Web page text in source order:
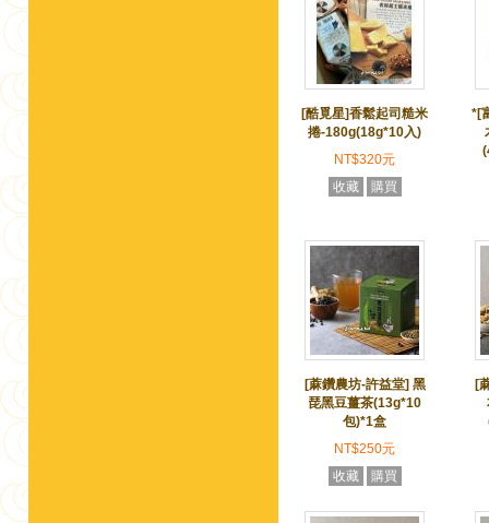
[酷覓星]香鬆起司糙米
捲-180g(18g*10入)
NT$320元
收藏
購買
*[
[蔴鑽農坊-許益堂] 黑
琵黑豆薑茶(13g*10
包)*1盒
NT$250元
收藏
購買
[